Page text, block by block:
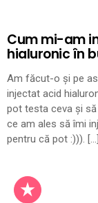
Cum mi-am
hialuronic în
Am făcut-o și pe
injectat acid
pot testa ceva și
ce am ales să îmi
pentru că pot :))). […]